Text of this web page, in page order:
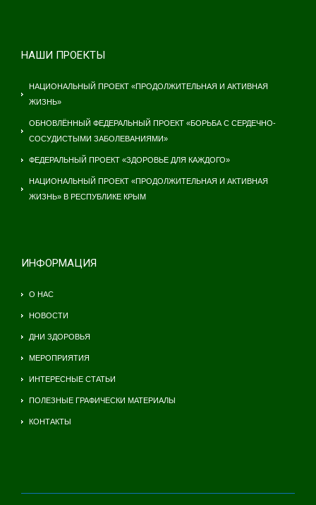
НАШИ ПРОЕКТЫ
НАЦИОНАЛЬНЫЙ ПРОЕКТ «ПРОДОЛЖИТЕЛЬНАЯ И АКТИВНАЯ
ЖИЗНЬ»
ОБНОВЛЁННЫЙ ФЕДЕРАЛЬНЫЙ ПРОЕКТ «БОРЬБА С СЕРДЕЧНО-
СОСУДИСТЫМИ ЗАБОЛЕВАНИЯМИ»
ФЕДЕРАЛЬНЫЙ ПРОЕКТ «ЗДОРОВЬЕ ДЛЯ КАЖДОГО»
НАЦИОНАЛЬНЫЙ ПРОЕКТ «ПРОДОЛЖИТЕЛЬНАЯ И АКТИВНАЯ
ЖИЗНЬ» В РЕСПУБЛИКЕ КРЫМ
ИНФОРМАЦИЯ
О НАС
НОВОСТИ
ДНИ ЗДОРОВЬЯ
МЕРОПРИЯТИЯ
ИНТЕРЕСНЫЕ СТАТЬИ
ПОЛЕЗНЫЕ ГРАФИЧЕСКИ МАТЕРИАЛЫ
КОНТАКТЫ